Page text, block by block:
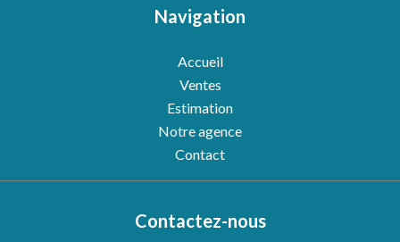
Navigation
Accueil
Ventes
Estimation
Notre agence
Contact
Contactez-nous